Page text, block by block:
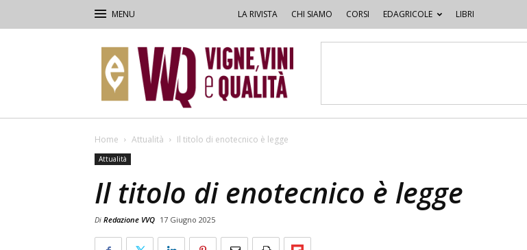
LA RIVISTA CHI SIAMO CORSI EDAGRICOLE LIBRI
–
Vigne,
Vini
&
Home Attualità Il titolo di enotecnico è legge
Attualità
Il titolo di enotecnico è legge
Di Redazione VVQ 17 Giugno 2025